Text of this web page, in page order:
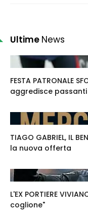
Ultime News
FESTA PATRONALE
aggredisce
TIAGO GABRIEL, IL
la nuova offerta
L'EX PORTIERE
coglione"